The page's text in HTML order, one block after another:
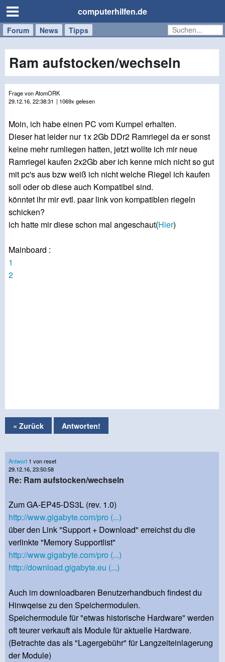
computerhilfen.de
Forum News Tipps
Handy
Tablet
Windows
Mac
Ram aufstocken/wechseln
Frage von AtomORK
29.12.16, 22:38:31 | 1069x gelesen
Moin, ich habe einen PC vom Kumpel erhalten.
Dieser hat leider nur 1x 2Gb DDr2 Ramriegel da er sonst
keine mehr rumliegen hatten, jetzt wollte ich mir neue
Ramriegel kaufen 2x2Gb aber ich kenne mich nicht so gut
mit pc's aus bzw weiß ich nicht welche Riegel ich kaufen
soll oder ob diese auch Kompatibel sind.
könntet ihr mir evtl. paar link von kompatiblen riegeln
schicken?
ich hatte mir diese schon mal angeschaut(Hier)
Mainboard :
1
2
« Zurück Antworten!
Antwort 1 von reset
29.12.16, 23:50:58
Re: Ram aufstocken/wechseln
Zum GA-EP45-DS3L (rev. 1.0)
http://www.gigabyte.com/pro (...)
über den Link "Support + Download" erreichst du die
verlinkte "Memory Supportlist"
http://www.gigabyte.com/pro (...)
http://download.gigabyte.eu (...)
Auch im downloadbaren Benutzerhandbuch findest du
Hinwqeise zu den Speichermodulen.
Speichermodule für "etwas historische Hardware" werden
oft teurer verkauft als Module für aktuelle Hardware.
(Betrachte das als "Lagergebühr" für Langzeiteinlagerung
der Module)